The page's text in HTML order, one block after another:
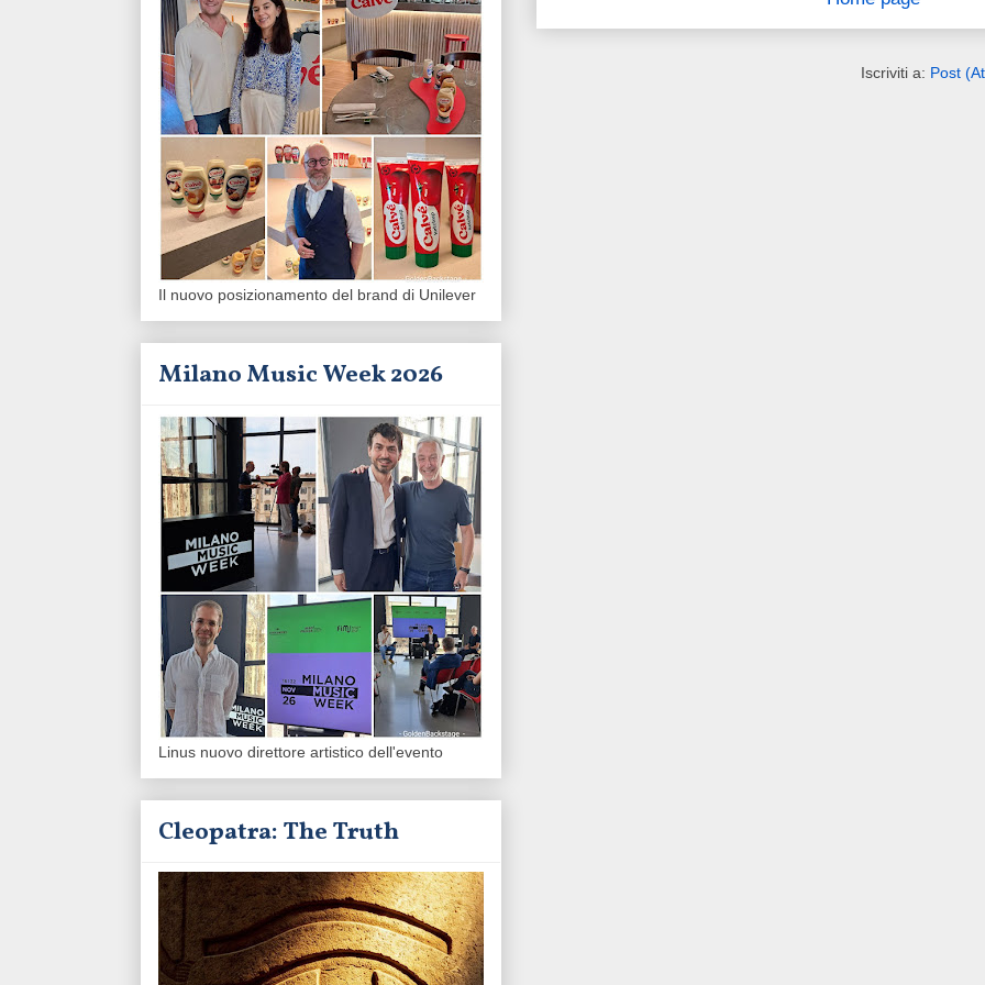
Iscriviti a: Post
Il nuovo posizionamento del brand di Unilever
Milano Music Week 2026
Linus nuovo direttore artistico dell'evento
Cleopatra: The Truth